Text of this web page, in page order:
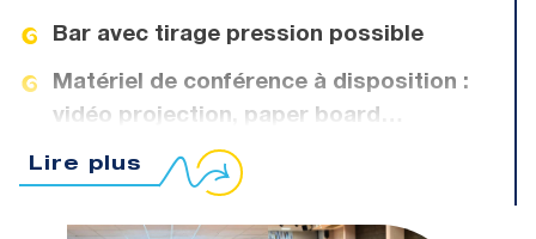
Lire plus
Bar avec tirage pression possible
Matériel de conférence à disposition :
vidéo projection, paper board…
WIFI